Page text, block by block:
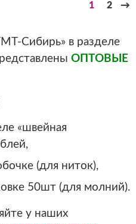
1 2 →
Сибирь» в разделе
ОПТОВЫЕ
«швейная
(для ниток),
50шт (для молний).
у наших